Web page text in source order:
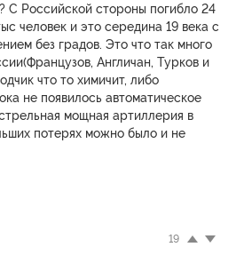
С Российской стороны погибло 24
человек и это середина 19 века с
без градов. Это что так много
Англичан, Турков и
что то химичит, либо
не появилось автоматическое
мощная артиллерия в
потерях можно было и не
19